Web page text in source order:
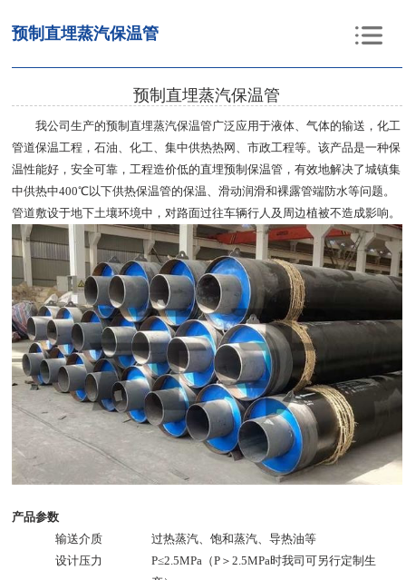
预制直埋蒸汽保温管
预制直埋蒸汽保温管
我公司生产的预制直埋蒸汽保温管广泛应用于液体、气体的输送，化工
管道保温工程，石油、化工、集中供热热网、市政工程等。该产品是一种保
温性能好，安全可靠，工程造价低的直埋预制保温管，有效地解决了城镇集
中供热中400℃以下供热保温管的保温、滑动润滑和裸露管端防水等问题。
管道敷设于地下土壤环境中，对路面过往车辆行人及周边植被不造成影响。
产品参数
输送介质
过热蒸汽、饱和蒸汽、导热油等
设计压力
P≤2.5MPa （P ＞2.5MPa时我司可另行定制生